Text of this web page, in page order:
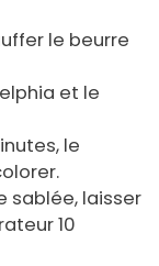
le beurre
et le
le
sablée, laisser
10